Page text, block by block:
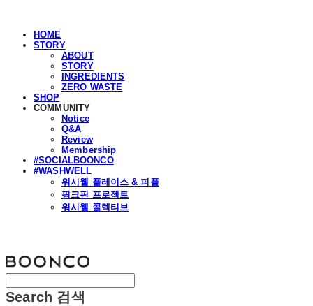
HOME
STORY
ABOUT
STORY
INGREDIENTS
ZERO WASTE
SHOP
COMMUNITY
Notice
Q&A
Review
Membership
#SOCIALBOONCO
#WASHWELL
워시웰 플레이스 & 피플
핑크핀 프로젝트
워시웰 콜렉티브
Search 검색